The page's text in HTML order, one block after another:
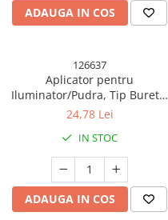
ADAUGA IN COS
126637
Aplicator pentru
Iluminator/Pudra, Tip Buretel
Pufos, Kevin &amp; Coco, 9.6
24,78 Lei
IN STOC
ADAUGA IN COS